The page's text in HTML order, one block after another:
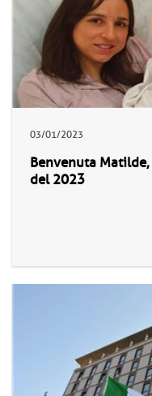
03/01/2023
Benvenuta
del 2023